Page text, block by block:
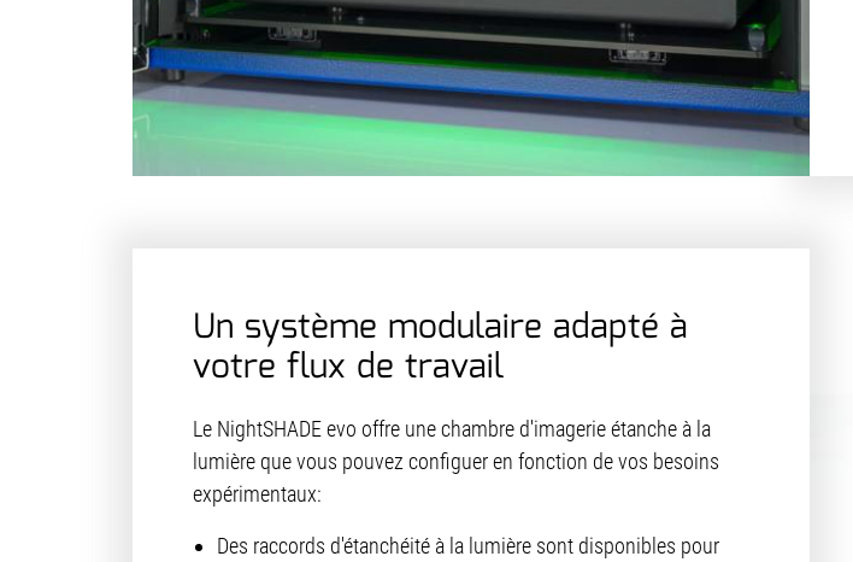
Un système modulaire adapté à
votre flux de travail
Le NightSHADE evo offre une chambre d'imagerie étanche à la
lumière que vous pouvez configuer en fonction de vos besoins
expérimentaux:
Des raccords d'étanchéité à la lumière sont disponibles pour